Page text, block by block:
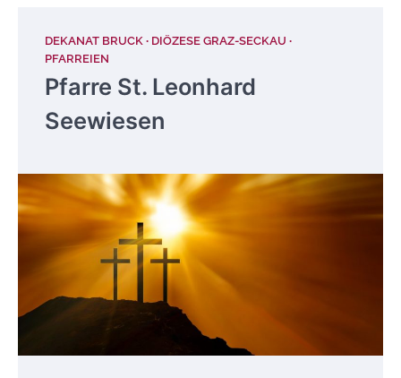
DEKANAT BRUCK
DIÖZESE GRAZ-SECKAU
PFARREIEN
Pfarre St. Leonhard
Seewiesen